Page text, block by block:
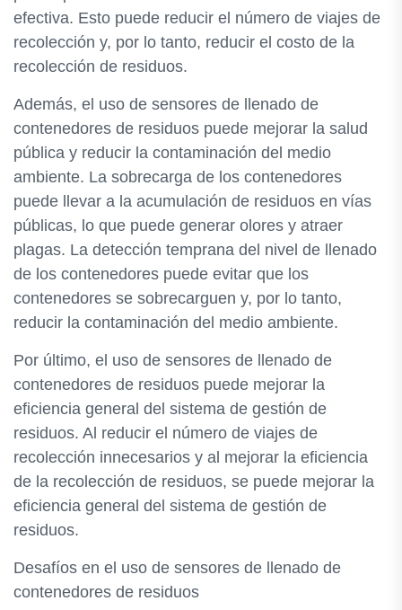
efectiva. Esto puede reducir el número de viajes de
recolección y, por lo tanto, reducir el costo de la
recolección de residuos.
Además, el uso de sensores de llenado de
contenedores de residuos puede mejorar la salud
pública y reducir la contaminación del medio
ambiente. La sobrecarga de los contenedores
puede llevar a la acumulación de residuos en vías
públicas, lo que puede generar olores y atraer
plagas. La detección temprana del nivel de llenado
de los contenedores puede evitar que los
contenedores se sobrecarguen y, por lo tanto,
reducir la contaminación del medio ambiente.
Por último, el uso de sensores de llenado de
contenedores de residuos puede mejorar la
eficiencia general del sistema de gestión de
residuos. Al reducir el número de viajes de
recolección innecesarios y al mejorar la eficiencia
de la recolección de residuos, se puede mejorar la
eficiencia general del sistema de gestión de
residuos.
Desafíos en el uso de sensores de llenado de
contenedores de residuos